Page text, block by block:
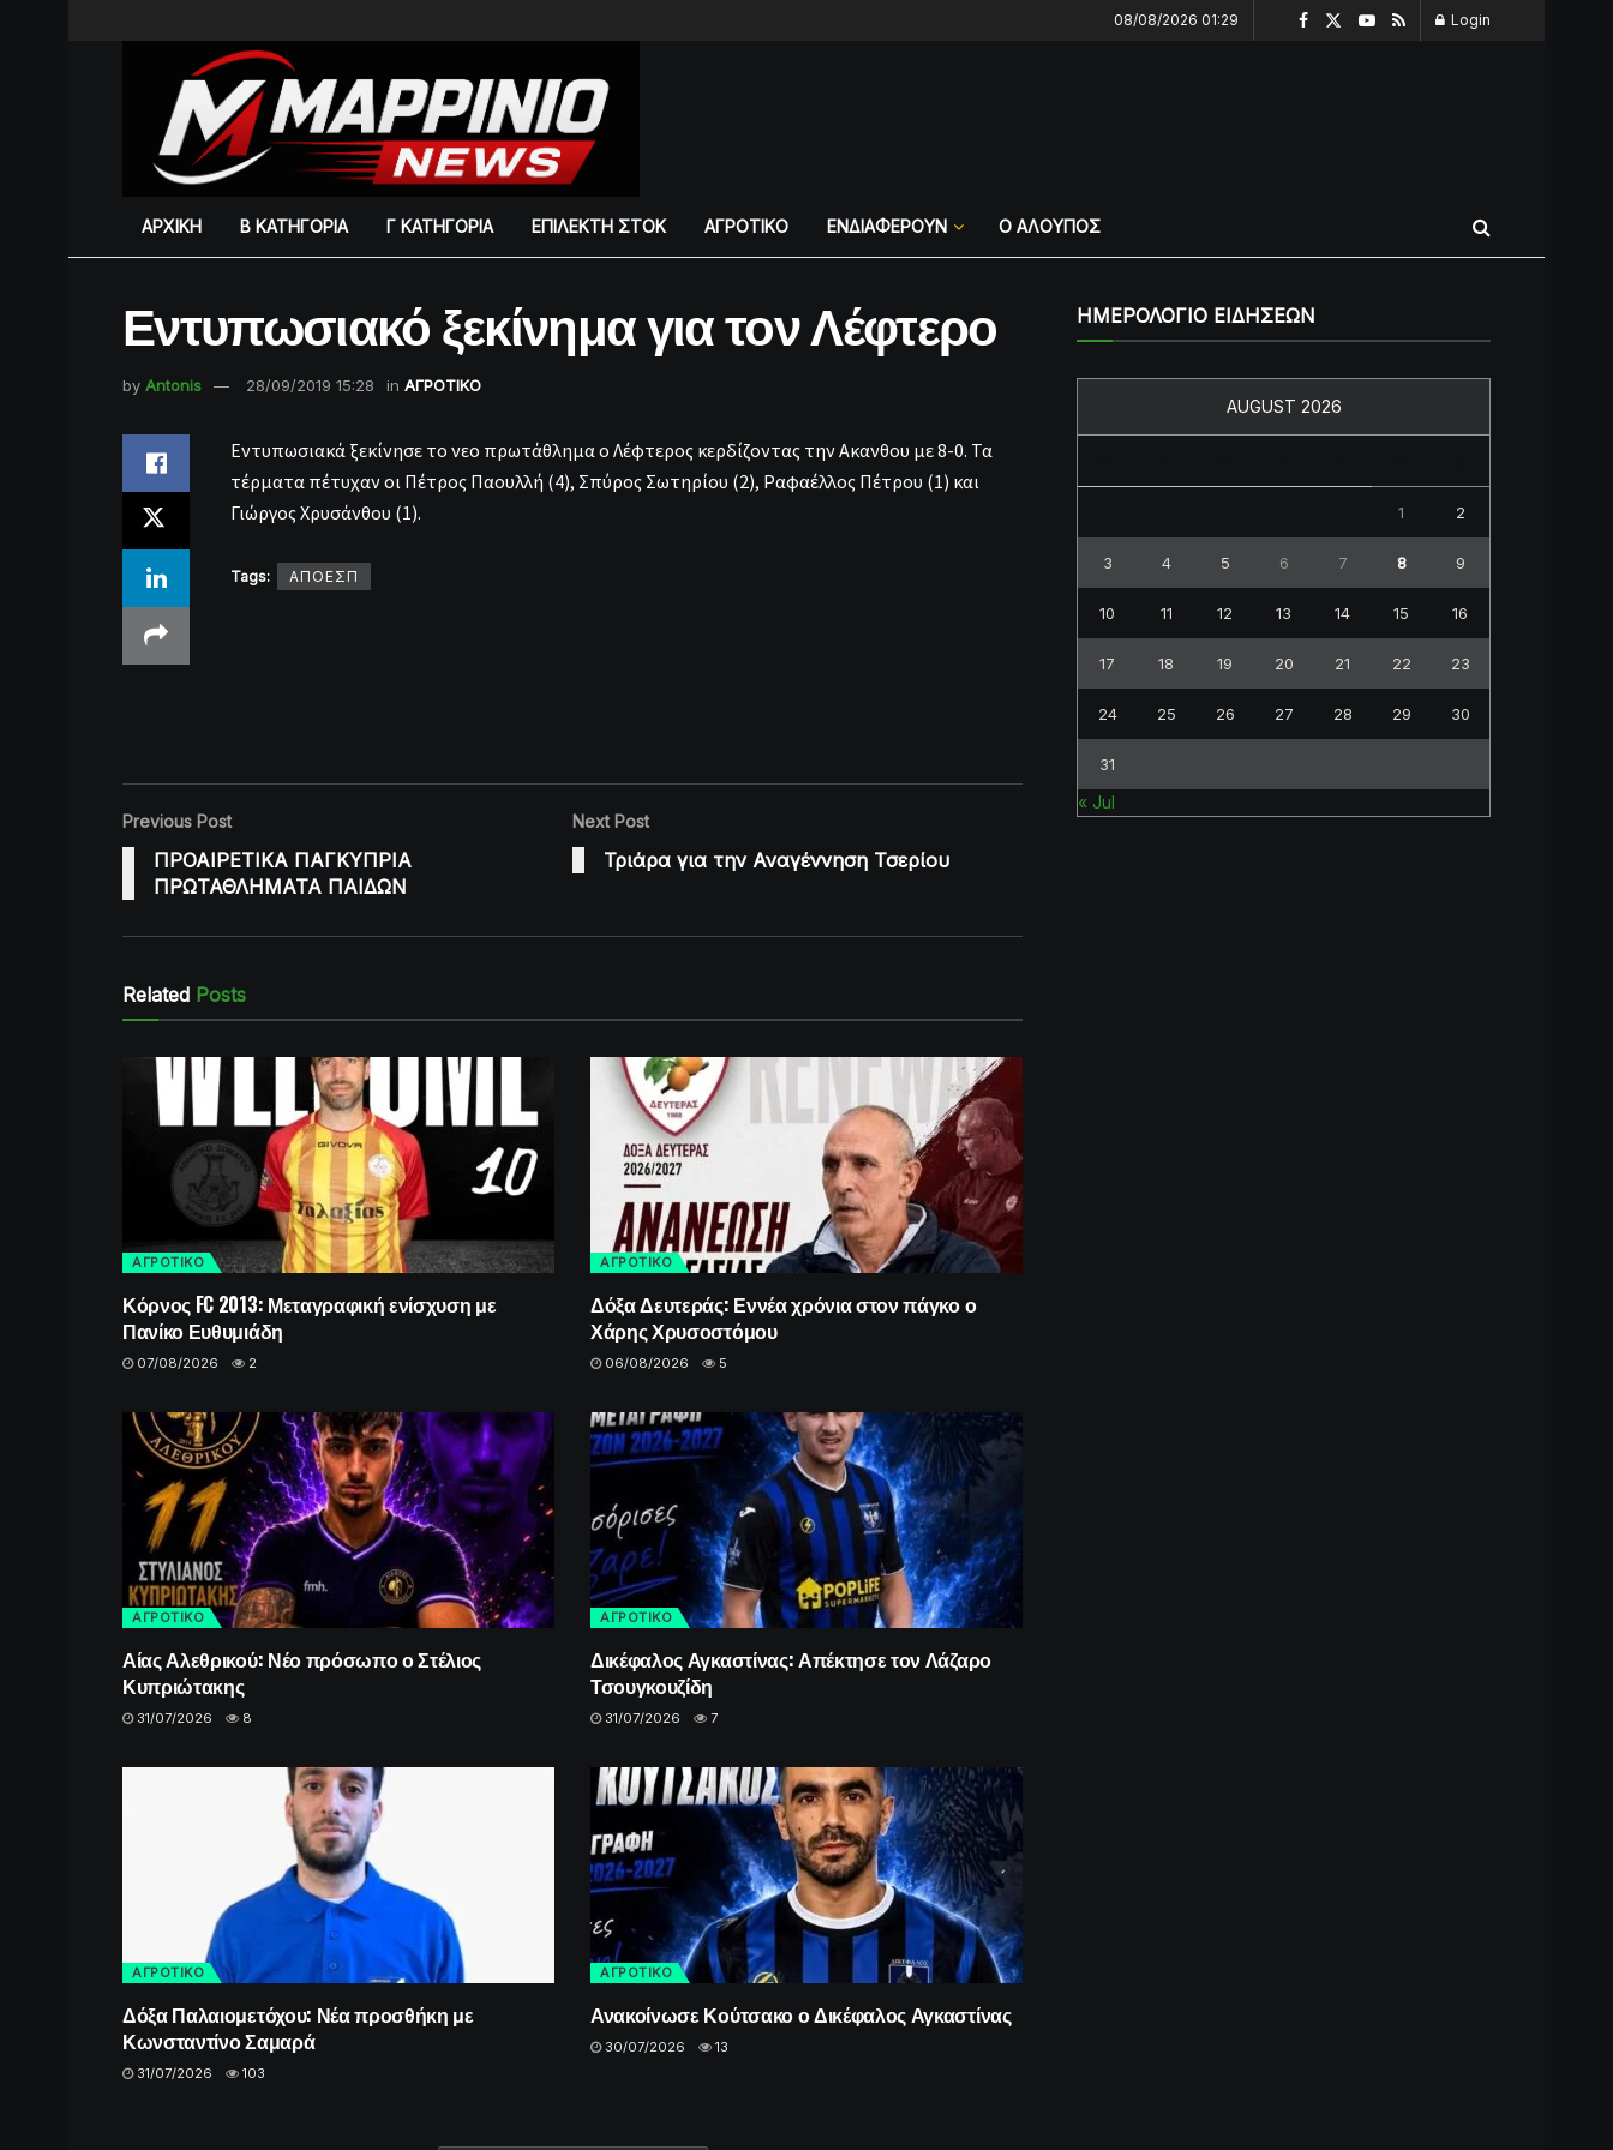
08/08/2026 01:29 Login
ΑΡΧΙΚΗ Β ΚΑΤΗΓΟΡΙΑ Γ ΚΑΤΗΓΟΡΙΑ ΕΠΙΛΕΚΤΗ ΣΤΟΚ ΑΓΡΟΤΙΚΟ ΕΝΔΙΑΦΕΡΟΥΝ Ο ΑΛΟΥΠΟΣ
Εντυπωσιακό ξεκίνημα για τον Λέφτερο
by Antonis 28/09/2019 15:28 in ΑΓΡΟΤΙΚΟ
Εντυπωσιακά ξεκίνησε το νεο πρωτάθλημα ο Λέφτερος κερδίζοντας την Ακανθου με 8-0. Τα
τέρματα πέτυχαν οι Πέτρος Παουλλή (4), Σπύρος Σωτηρίου (2), Ραφαέλλος Πέτρου (1) και
Γιώργος Χρυσάνθου (1).
Tags: ΑΠΟΕΣΠ
Previous Post
ΠΡΟΑΙΡΕΤΙΚΑ ΠΑΓΚΥΠΡΙΑ
ΠΡΩΤΑΘΛΗΜΑΤΑ ΠΑΙΔΩΝ
Next Post
Τριάρα για την Αναγέννηση Τσερίου
Related Posts
ΑΓΡΟΤΙΚΟ
Κόρνος FC 2013: Μεταγραφική ενίσχυση με
Πανίκο Ευθυμιάδη
07/08/2026 2
ΑΓΡΟΤΙΚΟ
Δόξα Δευτεράς: Εννέα χρόνια στον πάγκο ο
Χάρης Χρυσοστόμου
06/08/2026 5
ΑΓΡΟΤΙΚΟ
Αίας Αλεθρικού: Νέο πρόσωπο ο Στέλιος
Κυπριώτακης
31/07/2026 8
ΑΓΡΟΤΙΚΟ
Δικέφαλος Αγκαστίνας: Απέκτησε τον Λάζαρο
Τσουγκουζίδη
31/07/2026 7
ΑΓΡΟΤΙΚΟ
Δόξα Παλαιομετόχου: Νέα προσθήκη με
Κωνσταντίνο Σαμαρά
31/07/2026 103
ΑΓΡΟΤΙΚΟ
Ανακοίνωσε Κούτσακο ο Δικέφαλος Αγκαστίνας
30/07/2026 13
ΗΜΕΡΟΛΟΓΙΟ ΕΙΔΗΣΕΩΝ
AUGUST 2026
1 2
3 4 5 6 7 8 9
10 11 12 13 14 15 16
17 18 19 20 21 22 23
24 25 26 27 28 29 30
31
« Jul